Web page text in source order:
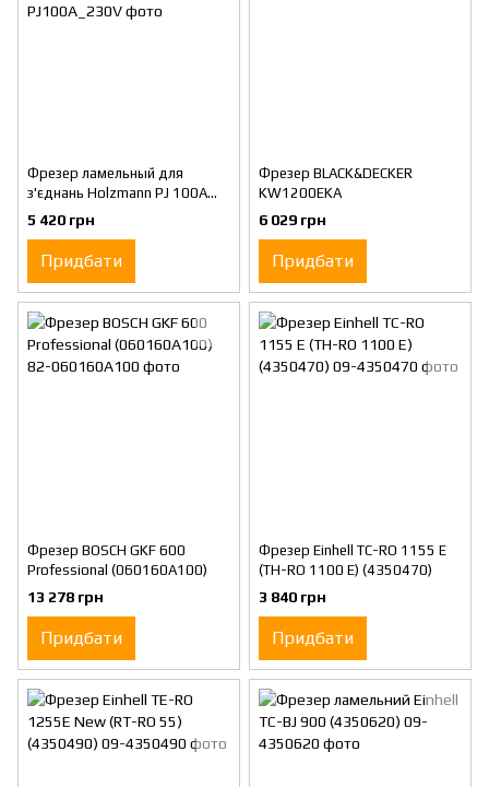
Фрезер ламельный для
з'єднань Holzmann PJ 100A
(PJ100A_230V)
5 420 грн
Придбати
Фрезер BLACK&DECKER
KW1200EKA
6 029 грн
Придбати
Фрезер BOSCH GKF 600
Professional (060160A100)
13 278 грн
Придбати
Фрезер Einhell TC-RO 1155 E
(TH-RO 1100 E) (4350470)
3 840 грн
Придбати